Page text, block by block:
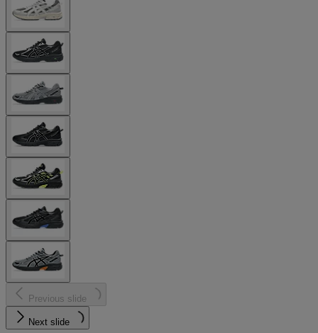
Previous slide
Next slide